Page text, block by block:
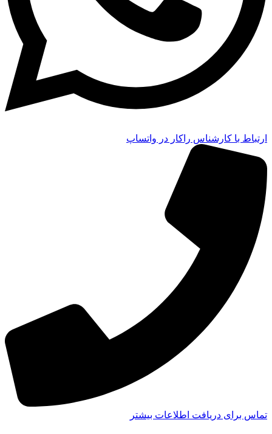
ارتباط با کارشناس راکار در واتساپ
تماس برای دریافت اطلاعات بیشتر